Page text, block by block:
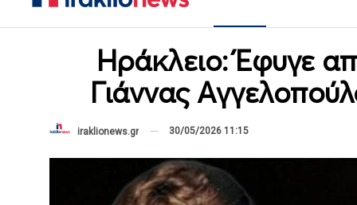
Ηράκλειο: Έφυγε
Γιάννας
iraklionews.gr 30/05/2026 11:15